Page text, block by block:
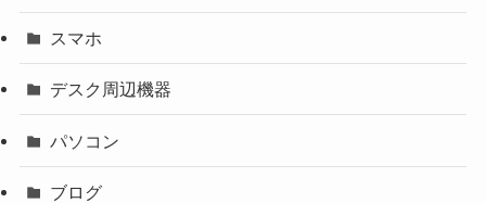
スマホ
デスク周辺機器
パソコン
ブログ